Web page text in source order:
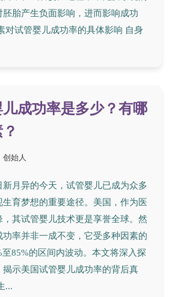
胎产生负面影响，进而影响成功
对试管婴儿成功率的具体影响 自身
成功率是多少？有哪
创始人
月异的今天，试管婴儿已成为众多
育梦想的重要途径。美国，作为医
其试管婴儿技术更是享誉全球。然
率并非一成不变，它受多种因素的
85%的区间内波动。本文将深入探
揭示美国试管婴儿成功率的背后真
...